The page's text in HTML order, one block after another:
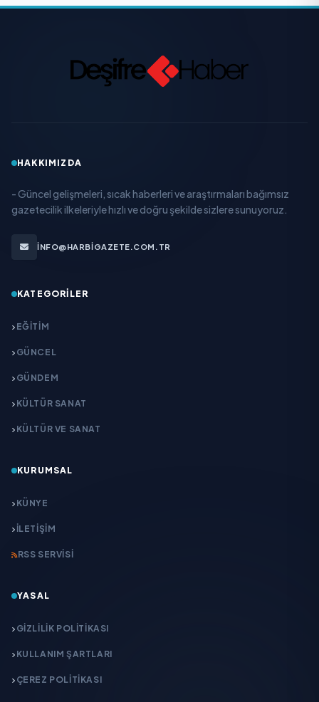
HAKKIMIZDA
- Güncel gelişmeleri, sıcak haberleri ve araştırmaları bağımsız
gazetecilik ilkeleriyle hızlı ve doğru şekilde sizlere sunuyoruz.
INFO@HARBIGAZETE.COM.TR
KATEGORILER
EĞITIM
GÜNCEL
GÜNDEM
KÜLTÜR SANAT
KÜLTÜR VE SANAT
KURUMSAL
KÜNYE
İLETIŞIM
RSS SERVISI
YASAL
GIZLILIK POLITIKASI
KULLANIM ŞARTLARI
ÇEREZ POLITIKASI